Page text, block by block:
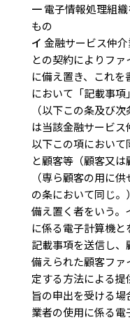
一電子情報処理組
もの
イ 金融サービス仲
との契約によりフ
に備え置き、これ
において「記載事
（以下この条及び
は当該金融サービス
以下この項におい
と顧客等（顧客又
（専ら顧客の用に
の条において同じ
備え置く者をいう。
に係る電子計算機
記載事項を送信し
備えられた顧客フ
定する方法による
旨の申出を受ける
業者の使用に係る